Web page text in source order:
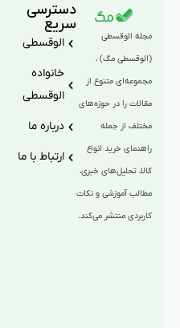
مجله الوقسطی
(الوقسطی مگ) ،
مجموعه‌ای متنوع از
مقالات را در حوزه‌های
مختلف از جمله
راهنمای خرید انواع
کالا، تحلیل‌های خبری،
مطالب آموزشی و نکات
کاربردی منتشر می‌کند.
دسترسی
سریع
الوقسطی
خانواده
الوقسطی
درباره ما
ارتباط با ما